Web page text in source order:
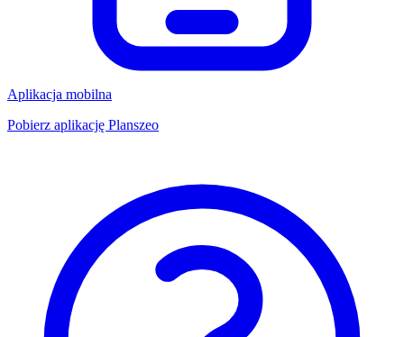
Aplikacja mobilna
Pobierz aplikację Planszeo